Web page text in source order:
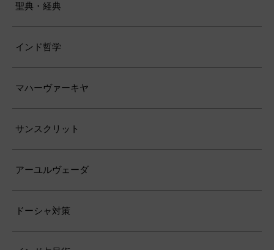
聖典・経典
インド哲学
マハーヴァーキヤ
サンスクリット
アーユルヴェーダ
ドーシャ対策